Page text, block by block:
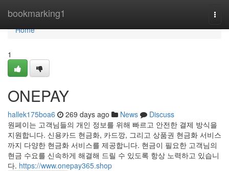
bookmarking1
Home
Home
1
ONEPAY
hallek175boa6 269 days ago News
Discuss
원페이는 고객님들의 개인 정보를 위해 빠르고 안전한 결제 방식을
지원합니다. 신용카드 현금화, 카드깡, 그리고 상품권 현금화 서비스
까지 다양한 현금화 서비스를 제공합니다. 현금이 필요한 고객님의
현금 수요를 신속하게 해결해 드릴 수 있도록 항상 노력하고 있습니
다. https://www.onepay365.shop